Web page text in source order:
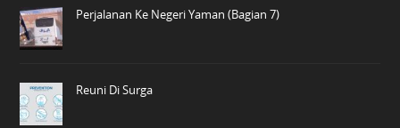
Perjalanan Ke Negeri Yaman (Bagian 7)
Reuni Di Surga